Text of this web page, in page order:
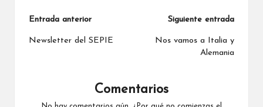
Navegación
de
Entrada anterior
Newsletter del SEPIE
Siguiente entrada
Nos vamos a Italia y
Alemania
Comentarios